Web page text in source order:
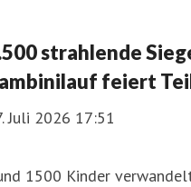
strahlende
feiert
Juli 2026 17:51
1500 Kinder